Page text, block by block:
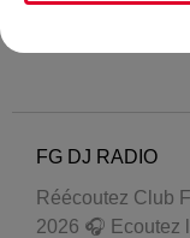
FG DJ RADIO
Réécoutez Club
2026 🎧 Ecoutez